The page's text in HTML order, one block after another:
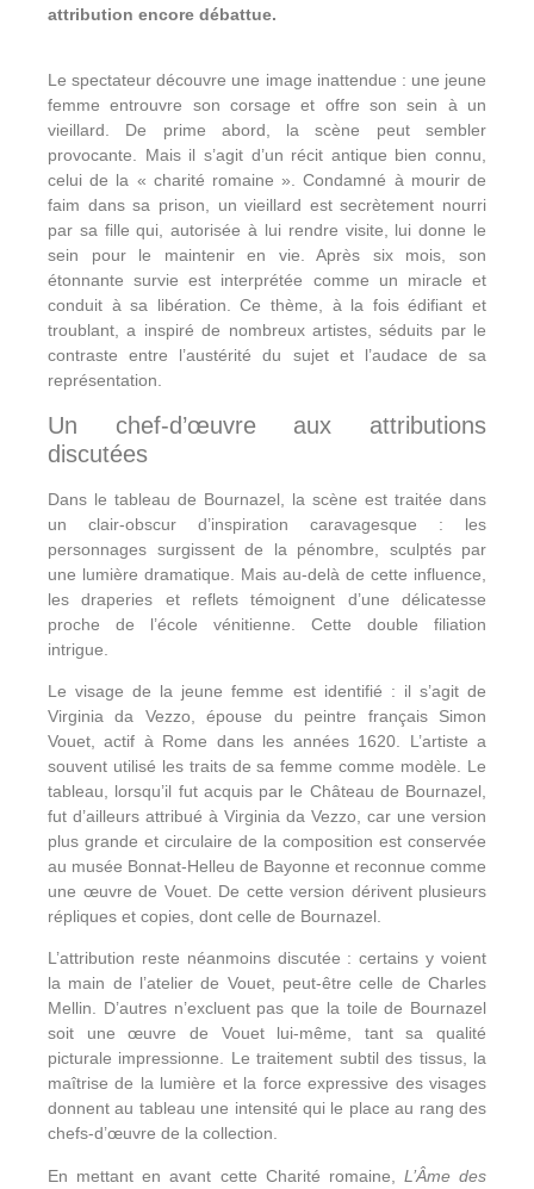
attribution encore débattue.
Le spectateur découvre une image inattendue : une jeune
femme entrouvre son corsage et offre son sein à un
vieillard. De prime abord, la scène peut sembler
provocante. Mais il s’agit d’un récit antique bien connu,
celui de la « charité romaine ». Condamné à mourir de
faim dans sa prison, un vieillard est secrètement nourri
par sa fille qui, autorisée à lui rendre visite, lui donne le
sein pour le maintenir en vie. Après six mois, son
étonnante survie est interprétée comme un miracle et
conduit à sa libération. Ce thème, à la fois édifiant et
troublant, a inspiré de nombreux artistes, séduits par le
contraste entre l’austérité du sujet et l’audace de sa
représentation.
Un chef-d’œuvre aux attributions
discutées
Dans le tableau de Bournazel, la scène est traitée dans
un clair-obscur d’inspiration caravagesque : les
personnages surgissent de la pénombre, sculptés par
une lumière dramatique. Mais au-delà de cette influence,
les draperies et reflets témoignent d’une délicatesse
proche de l’école vénitienne. Cette double filiation
intrigue.
Le visage de la jeune femme est identifié : il s’agit de
Virginia da Vezzo, épouse du peintre français Simon
Vouet, actif à Rome dans les années 1620. L’artiste a
souvent utilisé les traits de sa femme comme modèle. Le
tableau, lorsqu’il fut acquis par le Château de Bournazel,
fut d’ailleurs attribué à Virginia da Vezzo, car une version
plus grande et circulaire de la composition est conservée
au musée Bonnat-Helleu de Bayonne et reconnue comme
une œuvre de Vouet. De cette version dérivent plusieurs
répliques et copies, dont celle de Bournazel.
L’attribution reste néanmoins discutée : certains y voient
la main de l’atelier de Vouet, peut-être celle de Charles
Mellin. D’autres n’excluent pas que la toile de Bournazel
soit une œuvre de Vouet lui-même, tant sa qualité
picturale impressionne. Le traitement subtil des tissus, la
maîtrise de la lumière et la force expressive des visages
donnent au tableau une intensité qui le place au rang des
chefs-d’œuvre de la collection.
En mettant en avant cette Charité romaine, L’Âme des